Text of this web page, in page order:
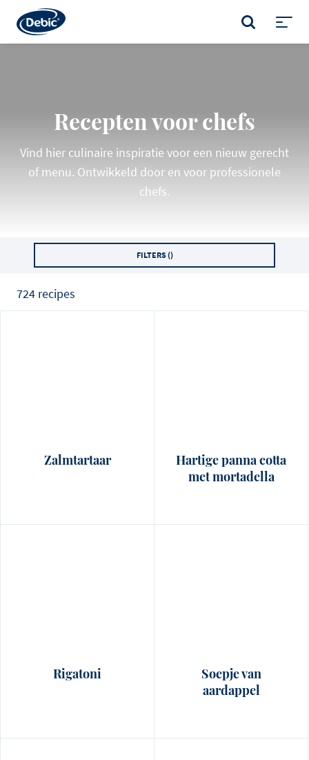
main
content
ZOEKEN
menu
Recepten voor chefs
Vind hier culinaire inspiratie voor een nieuw gerecht
of menu. Ontwikkeld door en voor professionele
chefs.
FILTERS ()
724 recipes
Zalmtartaar
Hartige panna cotta
met mortadella
Rigatoni
Soepje van
aardappel